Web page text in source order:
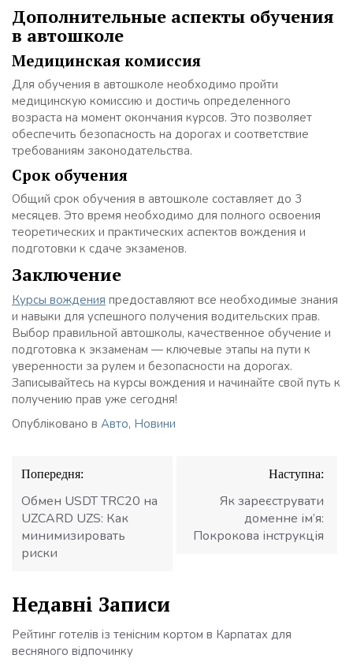
Дополнительные аспекты обучения
в автошколе
Медицинская комиссия
Для обучения в автошколе необходимо пройти
медицинскую комиссию и достичь определенного
возраста на момент окончания курсов. Это позволяет
обеспечить безопасность на дорогах и соответствие
требованиям законодательства.
Срок обучения
Общий срок обучения в автошколе составляет до 3
месяцев. Это время необходимо для полного освоения
теоретических и практических аспектов вождения и
подготовки к сдаче экзаменов.
Заключение
Курсы вождения предоставляют все необходимые знания
и навыки для успешного получения водительских прав.
Выбор правильной автошколы, качественное обучение и
подготовка к экзаменам — ключевые этапы на пути к
уверенности за рулем и безопасности на дорогах.
Записывайтесь на курсы вождения и начинайте свой путь к
получению прав уже сегодня!
Опубліковано в Авто, Новини
Навігація
записів
Попередня:
Обмен USDT TRC20 на
UZCARD UZS: Как
минимизировать
риски
Наступна:
Як зареєструвати
доменне ім’я:
Покрокова інструкція
Недавні Записи
Рейтинг готелів із тенісним кортом в Карпатах для
весняного відпочинку